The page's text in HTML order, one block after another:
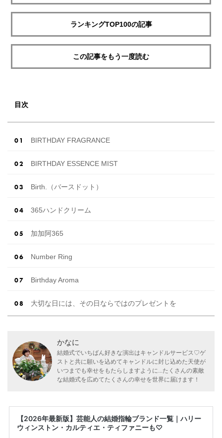
ランキングTOP100の記事
この記事をもう一度読む
目次
BIRTHDAY FRAGRANCE
BIRTHDAY ESSENCE MIST
Birth.（バースドット）
365ハンドクリーム
加加阿365
Number Ring
Birthday Aroma
大切な日には、その日ならではのプレゼントを
かなに
結婚式でいちばん好きな演出はキャンドルサービス♡ゲ
ストと共に願いを込めてキャンドルに封じ込めた天使が
いつまでも幸せをもたらしますように...たくさんの素敵
な結婚式を広めてたくさんの幸せを世界に届けます！
【2026年最新版】芸能人の結婚指輪ブランド一覧｜ハリー
ウィンストン・カルティエ・ティファニーも♡